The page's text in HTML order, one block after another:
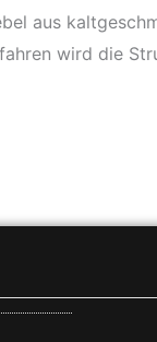
aus
wird die